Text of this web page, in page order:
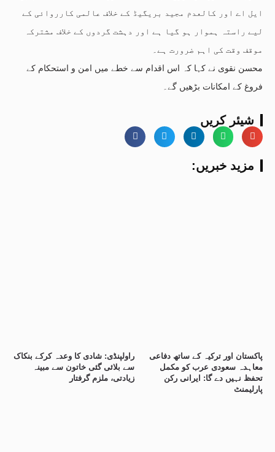
ایل اے اور کالعدم مجید بریگیڈ کے خلاف عالمی کارروائی کے
لیے راستہ ہموار ہو گیا ہے اور دہشت گردوں کے خلاف مشترکہ
موقف وقت کی اہم ضرورت ہے۔
محسن نقوی نے کہا کہ اس اقدام سے خطے میں امن و استحکام کے
فروغ کے امکانات بڑھیں گے۔
شیئر کریں
:مزید خبریں
راولپنڈی: شادی کا وعدہ کرکے بنکاک
سے بلائی گئی خاتون سے مبینہ
زیادتی، ملزم گرفتار
پاکستان اور ترکیہ کے ساتھ دفاعی
معاہدہ سعودی عرب کو مکمل
تحفظ نہیں دے گا: ایرانی رکن
پارلیمنٹ